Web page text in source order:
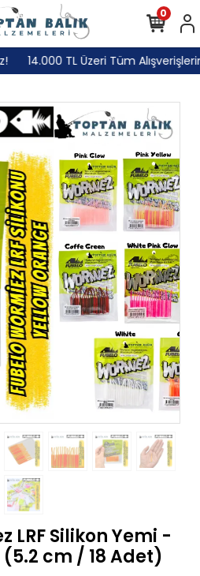
14.000 TL Üzeri Tüm
0
LRF Silikon Yemi -
cm / 18 Adet)